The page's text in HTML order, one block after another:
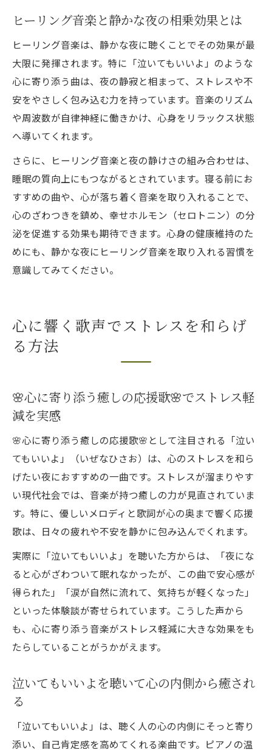
ヒーリング音楽と静かな夜の相乗効果とは
ヒーリング音楽は、静かな夜に聴くことでその効果が最
大限に発揮されます。特に「泣いてもいいよ」のような
心に寄り添う曲は、夜の静寂と相まって、ストレスや不
安をやさしく包み込む力を持っています。音楽のリズム
や周波数が自律神経に働きかけ、心身をリラックス状態
へ導いてくれます。
さらに、ヒーリング音楽と夜の静けさの組み合わせは、
睡眠の質向上にもつながるとされています。寝る前にお
すすめの曲や、心が落ち着く音楽を取り入れることで、
心のざわつきを鎮め、幸せホルモン（セロトニン）の分
泌を促進する効果も期待できます。心身の健康維持のた
めにも、静かな夜にヒーリング音楽を取り入れる習慣を
意識してみてください。
心に響く歌声でストレスを和らげ
る方法
🌸心に寄り添う癒しの応援歌🌸でストレス軽
減を実感
🌸心に寄り添う癒しの応援歌🌸として注目される「泣い
てもいいよ」（いぜなひさお）は、心のストレスを和ら
げたい夜におすすめの一曲です。ストレスが溜まりやす
い現代社会では、音楽が持つ癒しの力が見直されていま
す。特に、優しいメロディと歌詞が心の奥まで響く応援
歌は、日々の疲れや不安を静かに包み込んでくれます。
実際に「泣いてもいいよ」を聴いた方からは、「夜にな
ると心がざわついて眠れなかったが、この曲で安心感が
得られた」「涙が自然に流れて、気持ちが軽くなった」
といった体験談が寄せられています。こうした声から
も、心に寄り添う音楽がストレス軽減に大きな効果をも
たらしていることがうかがえます。
泣いてもいいよを聴いて心の内側から癒され
る
「泣いてもいいよ」は、聴く人の心の内側にそっと寄り
添い、自己肯定感を高めてくれる楽曲です。ピアノの温